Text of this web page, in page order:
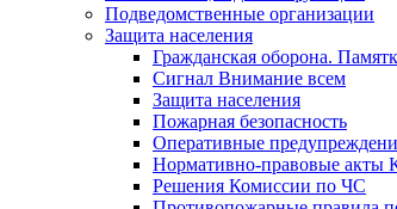
Подведомственные организации
Защита населения
Гражданская оборона.
Сигнал Внимание всем
Защита населения
Пожарная безопасность
Оперативные
Нормативно-правовые акты
Решения Комиссии по ЧС